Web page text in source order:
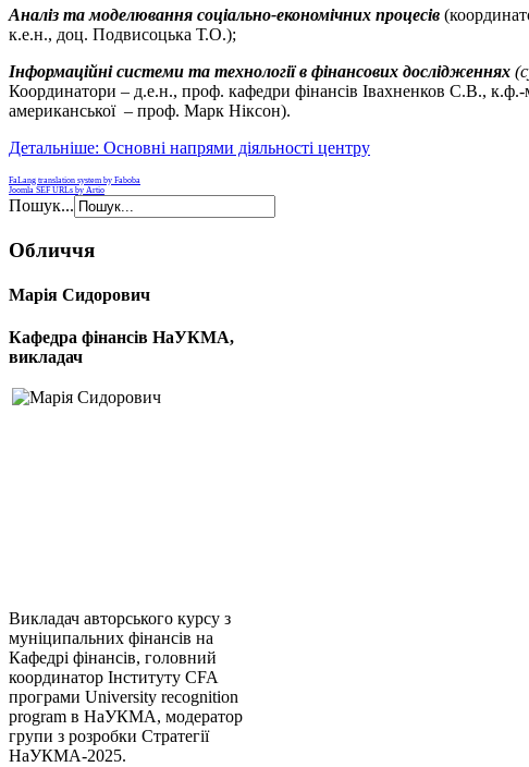
Аналіз та моделювання соціально-економічних процесів
к.е.н., доц. Подвисоцька Т.О.);
Інформаційні системи та технології в фінансових дослідженнях
Координатори – д.е.н., проф. кафедри фінансів Івахненков С.В.,
американської – проф. Марк Ніксон).
Детальніше: Основні напрями діяльності центру
FaLang translation system by Faboba
Joomla SEF URLs by Artio
Пошук...
Обличчя
Марія Сидорович
Кафедра фінансів НаУКМА,
викладач
Викладач авторського курсу з
муніципальних фінансів на
Кафедрі фінансів, головний
координатор Інституту CFA
програми University recognition
program в НаУКМА, модератор
групи з розробки Стратегії
НаУКМА-2025.